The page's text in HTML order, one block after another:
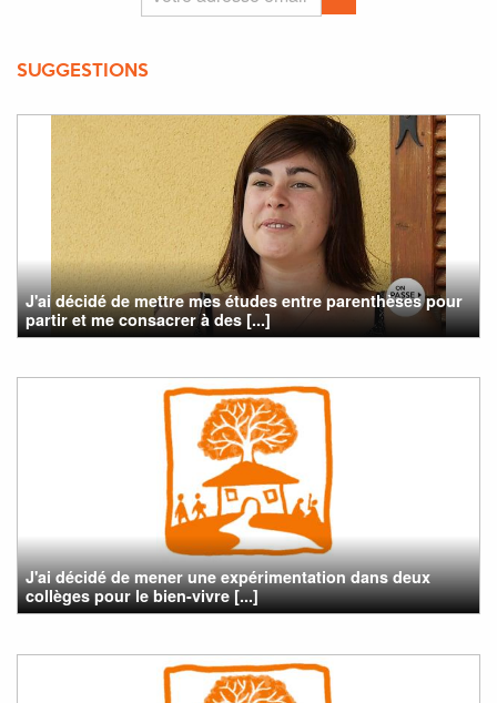
SUGGESTIONS
J'ai décidé de mettre mes études entre parenthèses pour
partir et me consacrer à des [...]
J'ai décidé de mener une expérimentation dans deux
collèges pour le bien-vivre [...]